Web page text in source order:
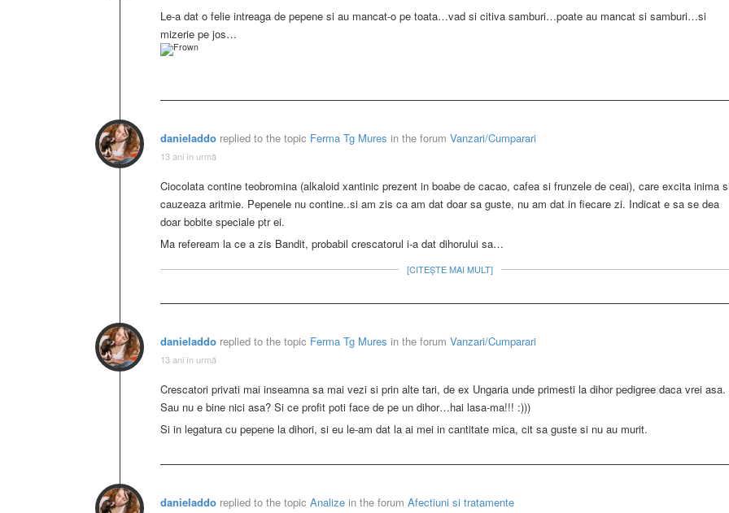
Le-a dat o felie intreaga de pepene si au mancat-o pe toata…vad si citiva samburi…poate au mancat si samburi…si
mizerie pe jos…
danieladdo replied to the topic Ferma Tg Mures in the forum Vanzari/Cumparari
13 ani în urmă
Ciocolata contine teobromina (alkaloid xantinic prezent in boabe de cacao, cafea si frunzele de ceai), care excita inima
cauzeaza aritmie. Pepenele nu contine..si am zis ca am dat doar sa guste, nu am dat in fiecare zi. Indicat e sa se dea
doar bobite speciale ptr ei.
Ma refeream la ce a zis Bandit, probabil crescatorul i-a dat dihorului sa…
[CITEȘTE MAI MULT]
danieladdo replied to the topic Ferma Tg Mures in the forum Vanzari/Cumparari
13 ani în urmă
Crescatori privati mai inseamna sa mai vezi si prin alte tari, de ex Ungaria unde primesti la dihor pedigree daca vrei asa.
Sau nu e bine nici asa? Si ce profit poti face de pe un dihor…hai lasa-ma!!! :)))
Si in legatura cu pepene la dihori, si eu le-am dat la ai mei in cantitate mica, cit sa guste si nu au murit.
danieladdo replied to the topic Analize in the forum Afectiuni si tratamente